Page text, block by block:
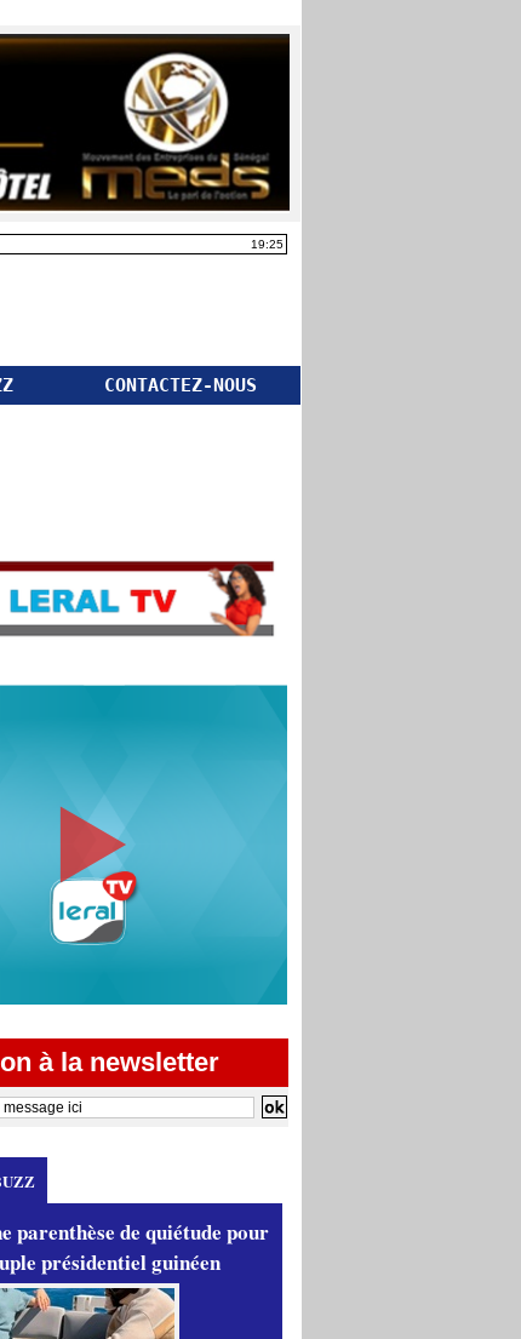
19:25
CONTACTEZ-NOUS
à la newsletter
parenthèse de quiétude pour
présidentiel guinéen